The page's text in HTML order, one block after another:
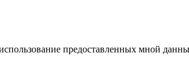
предоставленных мной